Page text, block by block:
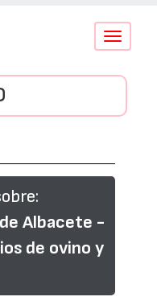
Conmutar
Albacete -
de ovino y